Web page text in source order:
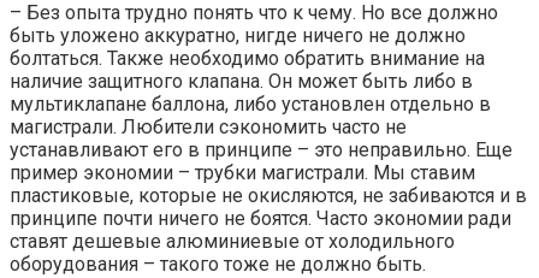
– Без опыта трудно понять что к чему. Но все должно
быть уложено аккуратно, нигде ничего не должно
болтаться. Также необходимо обратить внимание на
наличие защитного клапана. Он может быть либо в
мультиклапане баллона, либо установлен отдельно в
магистрали. Любители сэкономить часто не
устанавливают его в принципе – это неправильно. Еще
пример экономии – трубки магистрали. Мы ставим
пластиковые, которые не окисляются, не забиваются и в
принципе почти ничего не боятся. Часто экономии ради
ставят дешевые алюминиевые от холодильного
оборудования – такого тоже не должно быть.